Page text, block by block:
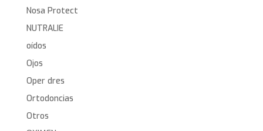
Nosa Protect
NUTRALIE
oídos
Ojos
Oper dres
Ortodoncias
Otros